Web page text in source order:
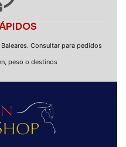
Consultar para pedidos
peso o destinos